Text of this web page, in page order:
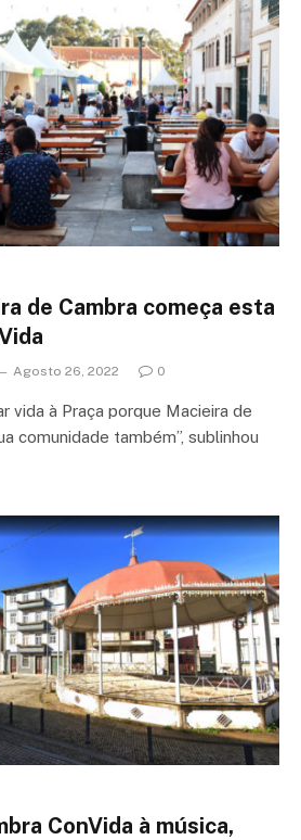
de Cambra começa esta
Agosto 26, 2022 0
vida à Praça porque Macieira de
comunidade também”, sublinhou
ConVida à música,